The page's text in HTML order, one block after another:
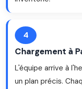
4
Chargement à
L'équipe arrive à
un plan précis.